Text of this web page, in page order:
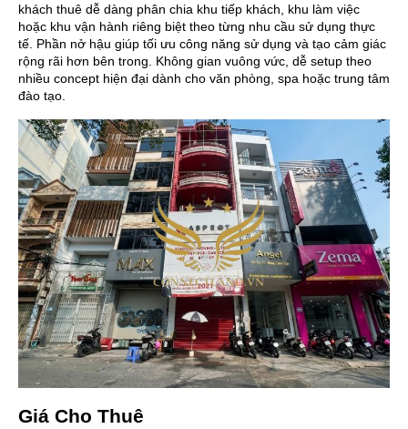
khách thuê dễ dàng phân chia khu tiếp khách, khu làm việc
hoặc khu vận hành riêng biệt theo từng nhu cầu sử dụng thực
tế. Phần nở hậu giúp tối ưu công năng sử dụng và tạo cảm giác
rộng rãi hơn bên trong. Không gian vuông vức, dễ setup theo
nhiều concept hiện đại dành cho văn phòng, spa hoặc trung tâm
đào tạo.
Giá Cho Thuê